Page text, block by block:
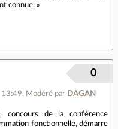
connue. »
13:49. Modéré par DAGAN
0
concours de la conférence
fonctionnelle, démarre